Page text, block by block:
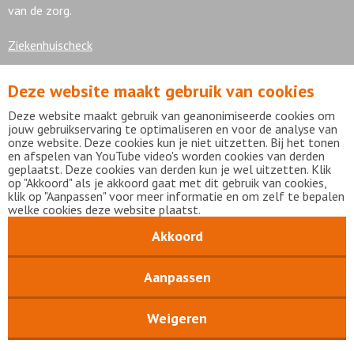
van de zorg.
Ziekenhuischeck
7,9
Bekijk alle waarderingen
DisclaimerPrivacy statementmijnFlevoziekenhuis
Copyright Flevoziekenhuis 2026
Deze website maakt gebruik van cookies
Deze website maakt gebruik van geanonimiseerde cookies om
jouw gebruikservaring te optimaliseren en voor de analyse van
onze website. Deze cookies kun je niet uitzetten. Bij het tonen
en afspelen van YouTube video's worden cookies van derden
geplaatst. Deze cookies van derden kun je wel uitzetten. Klik
op "Akkoord" als je akkoord gaat met dit gebruik van cookies,
klik op "Aanpassen" voor meer informatie en om zelf te bepalen
welke cookies deze website plaatst.
Akkoord
Aanpassen
Weigeren